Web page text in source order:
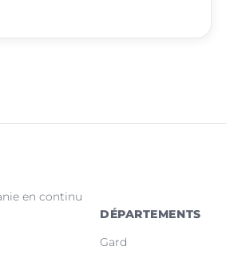
en continu
DÉPARTEMENTS
Gard